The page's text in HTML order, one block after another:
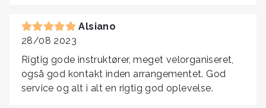
Alsiano
28/08 2023
Rigtig gode instruktører, meget velorganiseret,
også god kontakt inden arrangementet. God
service og alt i alt en rigtig god oplevelse.